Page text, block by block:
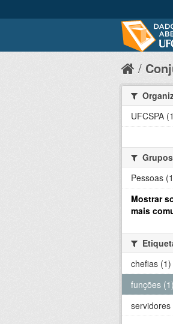
UFCSPA
Grupos
Pessoas
Mostrar
mais
chefias (1)
funções (1)
servidores